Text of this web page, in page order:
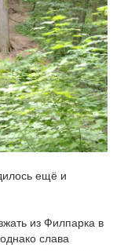
ещё и
из Филпарка в
слава